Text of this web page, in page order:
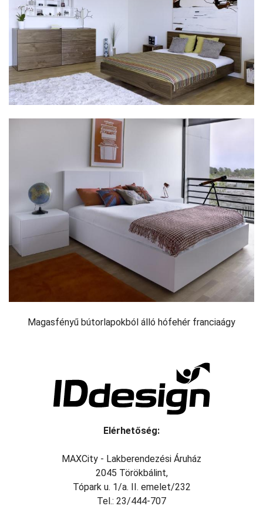
Magasfényű bútorlapokból álló hófehér franciaágy
Elérhetőség:
MAXCity - Lakberendezési Áruház
2045 Törökbálint,
Tópark u. 1/a. II. emelet/232
Tel.: 23/444-707